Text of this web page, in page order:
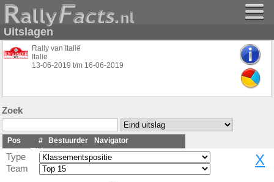
Uitslagen
Rally van Italië
Italië
13-06-2019 t/m 16-06-2019
Zoek
Pos # Bestuurder
Navigator
Tijd
X
Type
Team